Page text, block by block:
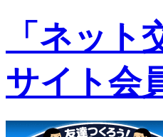
「ネッ
サイト会